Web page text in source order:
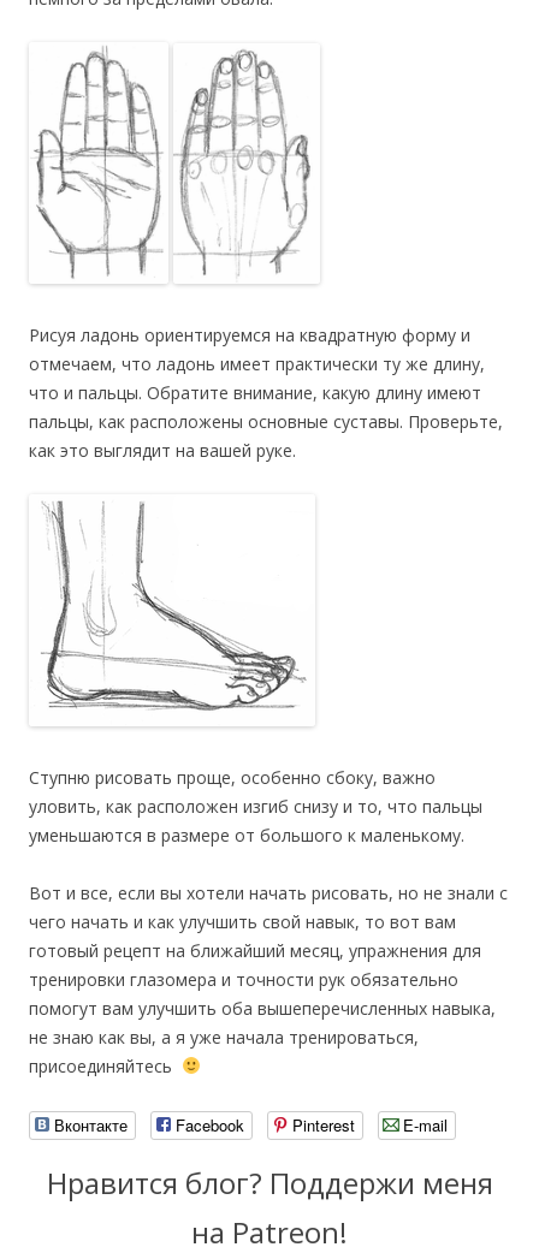
Рисуя ладонь ориентируемся на квадратную форму и
отмечаем, что ладонь имеет практически ту же длину,
что и пальцы. Обратите внимание, какую длину имеют
пальцы, как расположены основные суставы. Проверьте,
как это выглядит на вашей руке.
Ступню рисовать проще, особенно сбоку, важно
уловить, как расположен изгиб снизу и то, что пальцы
уменьшаются в размере от большого к маленькому.
Вот и все, если вы хотели начать рисовать, но не знали с
чего начать и как улучшить свой навык, то вот вам
готовый рецепт на ближайший месяц, упражнения для
тренировки глазомера и точности рук обязательно
помогут вам улучшить оба вышеперечисленных навыка,
не знаю как вы, а я уже начала тренироваться,
присоединяйтесь
Вконтакте Facebook Pinterest E-mail
Нравится блог? Поддержи меня
на Patreon!